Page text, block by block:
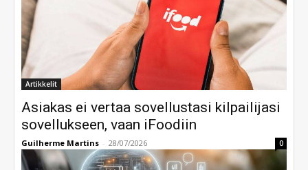
Artikkelit
Asiakas ei vertaa sovellustasi kilpailijasi
sovellukseen, vaan iFoodiin
Guilherme Martins - 28/07/2026 0